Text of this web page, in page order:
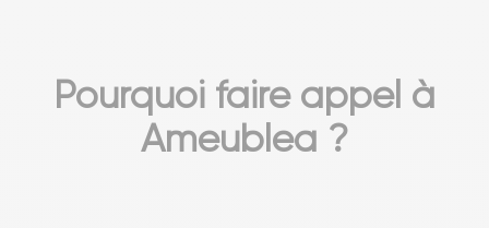
Pourquoi faire appel à
Ameublea ?